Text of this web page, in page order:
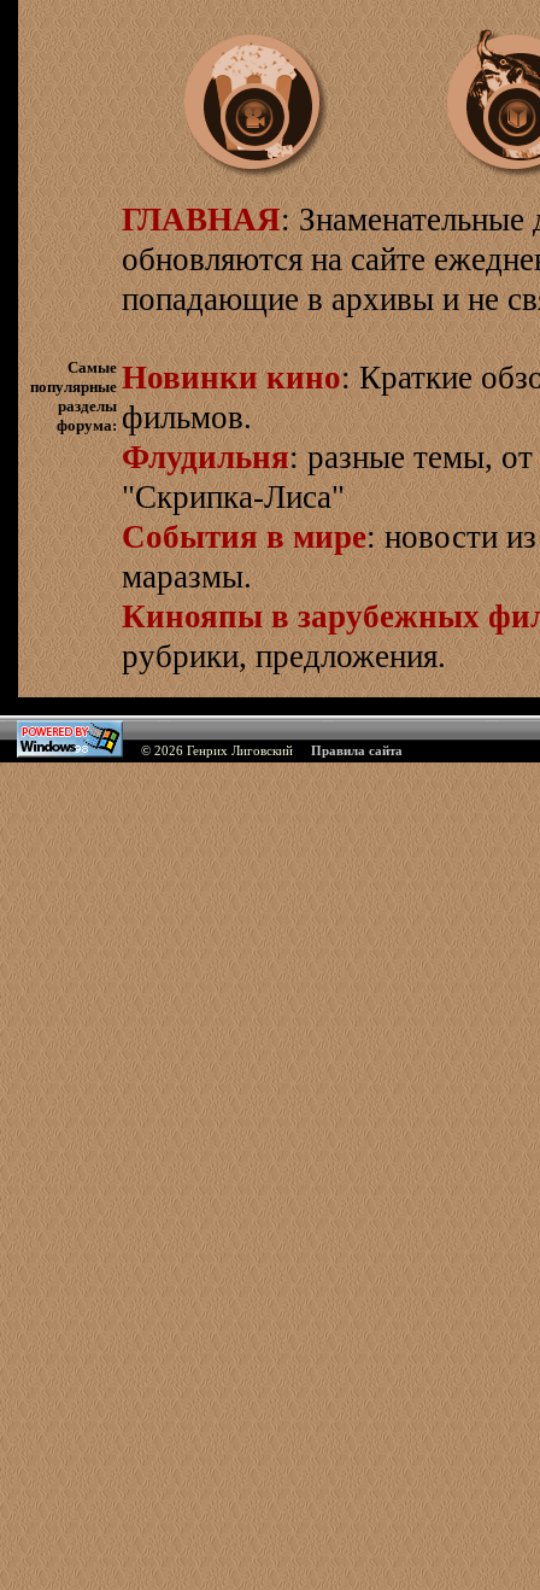
ГЛАВНАЯ: Знаменательные
обновляются на сайте
попадающие в архивы и не
Самые
популярные
разделы
форума:
Новинки кино: Краткие
фильмов.
Флудильня: разные темы,
"Скрипка-Лиса"
События в мире: новости
маразмы.
Кинояпы в зарубежных
рубрики, предложения.
© 2026 Генрих Лиговский Правила сайта